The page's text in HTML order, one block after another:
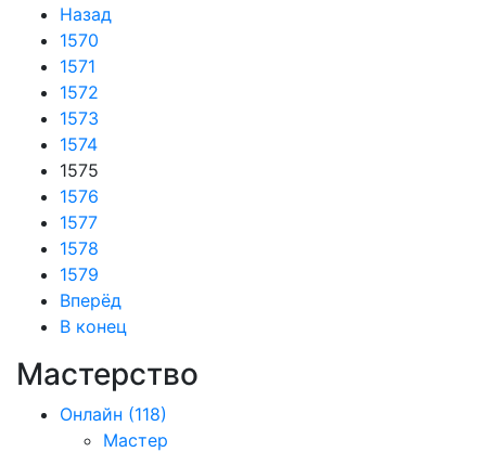
Назад
1570
1571
1572
1573
1574
1575
1576
1577
1578
1579
Вперёд
В конец
Мастерство
Онлайн (118)
Мастер